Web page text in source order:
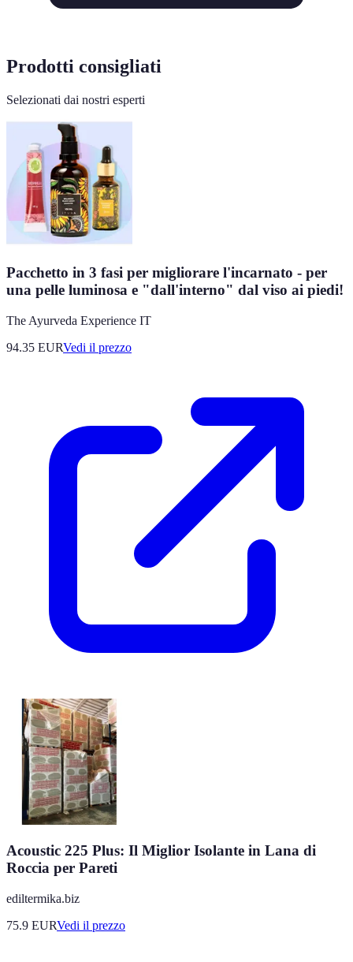
Prodotti consigliati
Selezionati dai nostri esperti
Pacchetto in 3 fasi per migliorare l'incarnato - per
una pelle luminosa e "dall'interno" dal viso ai piedi!
The Ayurveda Experience IT
94.35 EURVedi il prezzo
Acoustic 225 Plus: Il Miglior Isolante in Lana di
Roccia per Pareti
ediltermika.biz
75.9 EURVedi il prezzo